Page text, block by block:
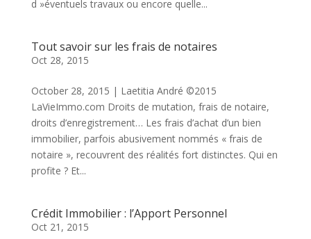
d »éventuels travaux ou encore quelle...
Tout savoir sur les frais de notaires
Oct 28, 2015
October 28, 2015 | Laetitia André ©2015
LaVieImmo.com Droits de mutation, frais de notaire,
droits d’enregistrement… Les frais d’achat d’un bien
immobilier, parfois abusivement nommés « frais de
notaire », recouvrent des réalités fort distinctes. Qui en
profite ? Et...
Crédit Immobilier : l’Apport Personnel
Oct 21, 2015